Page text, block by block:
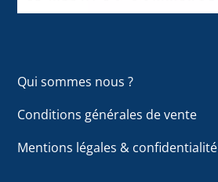
Qui sommes nous ?
Conditions générales de vente
Mentions légales & confidentialité